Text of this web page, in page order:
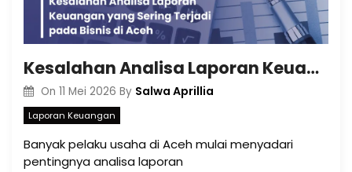
Kesalahan Analisa Laporan Keuangan yang Sering Terjadi pada Bisnis di Aceh
On 11 Mei 2026 By Salwa Aprillia
Laporan Keuangan
Banyak pelaku usaha di Aceh mulai menyadari
pentingnya analisa laporan